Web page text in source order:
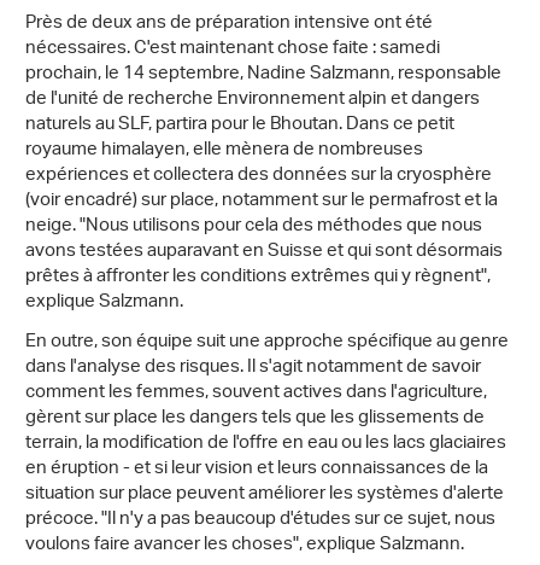
Près de deux ans de préparation intensive ont été
nécessaires. C'est maintenant chose faite : samedi
prochain, le 14 septembre, Nadine Salzmann, responsable
de l'unité de recherche Environnement alpin et dangers
naturels au SLF, partira pour le Bhoutan. Dans ce petit
royaume himalayen, elle mènera de nombreuses
expériences et collectera des données sur la cryosphère
(voir encadré) sur place, notamment sur le permafrost et la
neige. "Nous utilisons pour cela des méthodes que nous
avons testées auparavant en Suisse et qui sont désormais
prêtes à affronter les conditions extrêmes qui y règnent",
explique Salzmann.
En outre, son équipe suit une approche spécifique au genre
dans l'analyse des risques. Il s'agit notamment de savoir
comment les femmes, souvent actives dans l'agriculture,
gèrent sur place les dangers tels que les glissements de
terrain, la modification de l'offre en eau ou les lacs glaciaires
en éruption - et si leur vision et leurs connaissances de la
situation sur place peuvent améliorer les systèmes d'alerte
précoce. "Il n'y a pas beaucoup d'études sur ce sujet, nous
voulons faire avancer les choses", explique Salzmann.